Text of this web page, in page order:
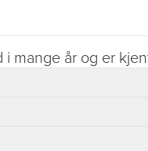
år og er